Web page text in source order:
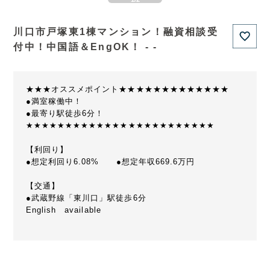
川口市戸塚東1棟マンション！融資相談受
付中！中国語＆EngOK！ - -
★★★オススメポイント★★★★★★★★★★★★★
●満室稼働中！
●最寄り駅徒歩6分！
★★★★★★★★★★★★★★★★★★★★★★★★
【利回り】
●想定利回り6.08% ●想定年収669.6万円
【交通】
●武蔵野線「東川口」駅徒歩6分
English available